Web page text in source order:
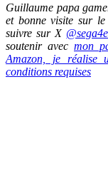
Guillaume papa
et bonne visite sur
suivre sur X
soutenir avec mon
Amazon, je réalise
conditions requises